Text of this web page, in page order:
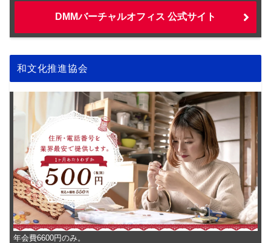
DMMバーチャルオフィス 公式サイト
和文化推進協会
年会費6600円のみ。